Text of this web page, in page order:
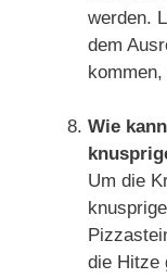
werden.
dem
Wie
Um die
die Hitze